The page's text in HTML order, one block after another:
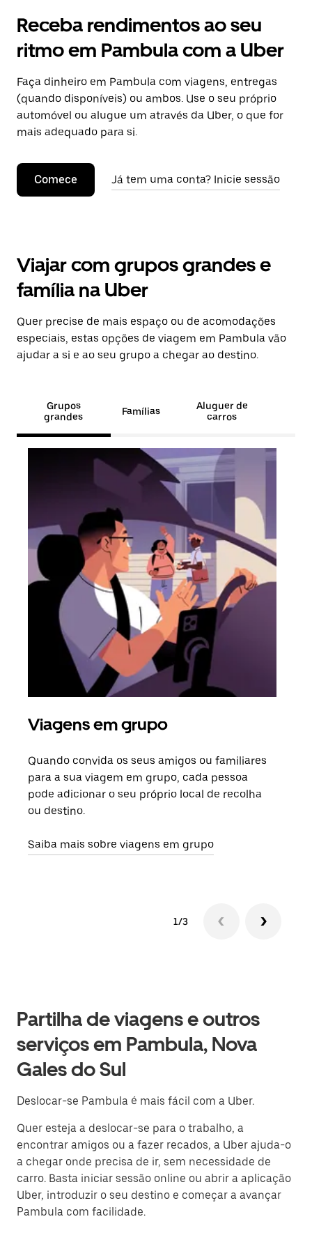
Receba rendimentos ao seu
ritmo em Pambula com a Uber
Faça dinheiro em Pambula com viagens, entregas
(quando disponíveis) ou ambos. Use o seu próprio
automóvel ou alugue um através da Uber, o que for
mais adequado para si.
Comece Já tem uma conta? Inicie sessão
Viajar com grupos grandes e
família na Uber
Quer precise de mais espaço ou de acomodações
especiais, estas opções de viagem em Pambula vão
ajudar a si e ao seu grupo a chegar ao destino.
Grupos
grandes
Famílias
Aluguer de
carros
Viagens em grupo
Quando convida os seus amigos ou familiares
para a sua viagem em grupo, cada pessoa
pode adicionar o seu próprio local de recolha
ou destino.
Saiba mais sobre viagens em grupo
1/3
Partilha de viagens e outros
serviços em Pambula, Nova
Gales do Sul
Deslocar-se Pambula é mais fácil com a Uber.
Quer esteja a deslocar-se para o trabalho, a
encontrar amigos ou a fazer recados, a Uber ajuda-o
a chegar onde precisa de ir, sem necessidade de
carro. Basta iniciar sessão online ou abrir a aplicação
Uber, introduzir o seu destino e começar a avançar
Pambula com facilidade.